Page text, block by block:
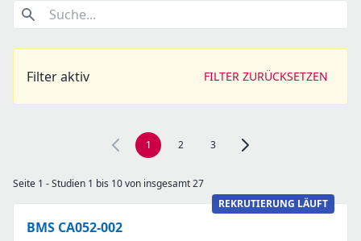
Suche...
Filter aktiv FILTER ZURÜCKSETZEN
1 2 3 Zur nächsten Seite, Seite
Seite 1 - Studien 1 bis 10 von insgesamt 27
REKRUTIERUNG LÄUFT
BMS CA052-002